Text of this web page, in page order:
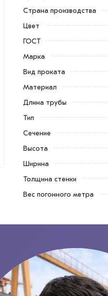
Страна производства
Цвет
ГОСТ
Марка
Вид проката
Материал
Длина трубы
Тип
Сечение
Высота
Ширина
Толщина стенки
Вес погонного метра